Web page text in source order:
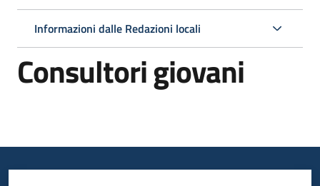
Argomenti
Servizi
le
Informazioni dalle Redazioni locali
Consultori giovani